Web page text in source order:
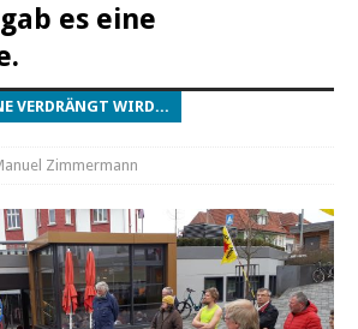
es eine
VERDRÄNGT WIRD...
Zimmermann